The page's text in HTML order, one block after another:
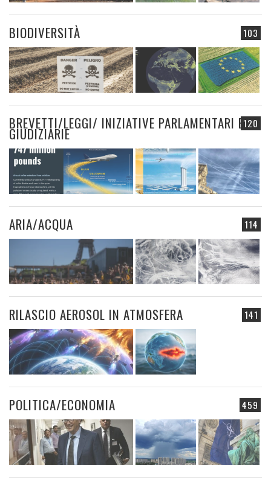
103
BIODIVERSITÀ
120
BREVETTI/LEGGI/ INIZIATIVE PARLAMENTARI E
GIUDIZIARIE
114
ARIA/ACQUA
141
RILASCIO AEROSOL IN ATMOSFERA
459
POLITICA/ECONOMIA